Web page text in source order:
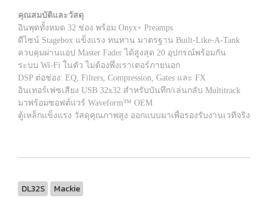
คุณสมบัติและวัสดุ
อินพุตทั้งหมด 32 ช่อง พร้อม Onyx+ Preamps
ดีไซน์ Stagebox แข็งแรง ทนทาน มาตรฐาน Built-Like-A-Tank
ควบคุมผ่านแอป Master Fader ได้สูงสุด 20 อุปกรณ์พร้อมกัน
ระบบ Wi-Fi ในตัว ไม่ต้องพึ่งเราเตอร์ภายนอก
DSP ต่อช่อง: EQ, Filters, Compression, Gates และ FX
อินเทอร์เฟซเสียง USB 32x32 สำหรับบันทึก/เล่นกลับ Multitrack
มาพร้อมซอฟต์แวร์ Waveform™ OEM
ตู้เหล็กแข็งแรง วัสดุคุณภาพสูง ออกแบบมาเพื่อรองรับงานเวทีจริง
DL32S Mackie